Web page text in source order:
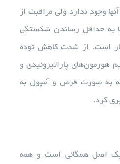
وجود ندارد ولی مراقبت از
به حداقل رساندن شکستگی
است. از شدت کاهش توده
هورمون‌های پاراتیروئیدی و
که به صورت قرص و آمپول به
کرد.
یک اصل همگانی است و همه